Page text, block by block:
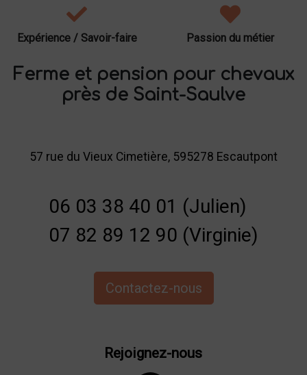
Expérience / Savoir-faire Passion du métier
Ferme et pension pour chevaux
près de Saint-Saulve
57 rue du Vieux Cimetière, 595278 Escautpont
06 03 38 40 01 (Julien)
07 82 89 12 90 (Virginie)
Contactez-nous
Rejoignez-nous